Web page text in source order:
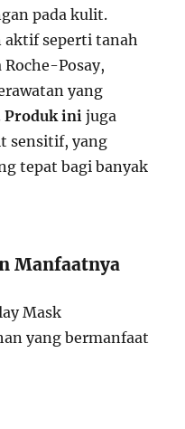
pada kulit.
aktif seperti tanah
Posay,
yang
Produk ini juga
sensitif, yang
tepat bagi banyak
Manfaatnya
Mask
yang bermanfaat